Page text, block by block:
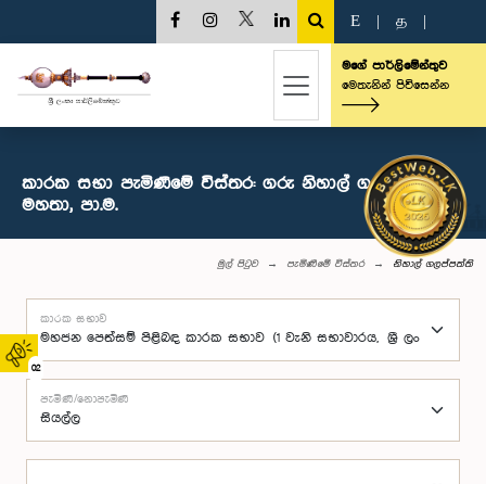
02
E த
මගේ පාර්ලිමේන්තුව
මෙතැනින් පිවිසෙන්න
කාරක සභා පැමිණීමේ විස්තර: ගරු නිහාල් ගලප්පත්ති
මහතා, පා.ම.
මුල් පිටුව පැමිණීමේ විස්තර නිහාල් ගලප්පත්ති
කාරක සභාව
පැමිණි/නොපැමිණි